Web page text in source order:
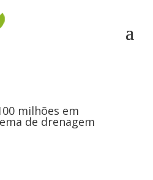
milhões em
de drenagem